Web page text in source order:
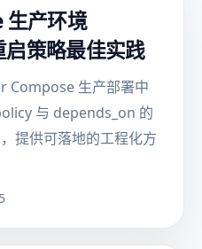
生产环境
策略最佳实践
Compose 生产部署中
与 depends_on 的
提供可落地的工程化方